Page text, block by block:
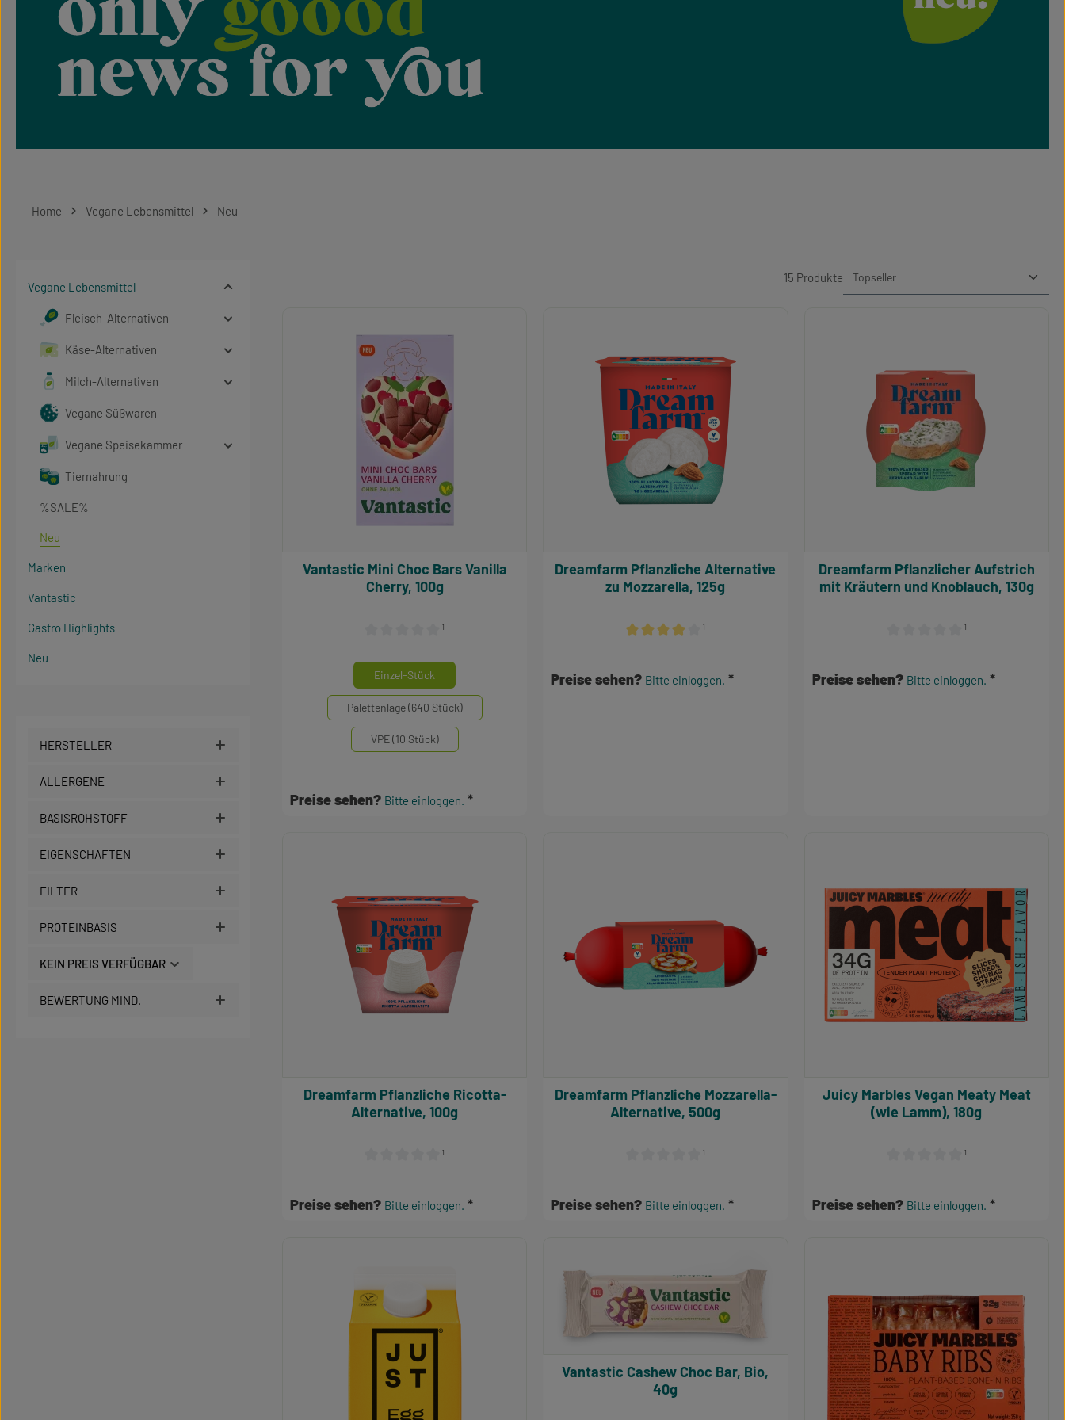
Home Vegane Lebensmittel Neu
Vegane Lebensmittel
Fleisch-Alternativen
Käse-Alternativen
Milch-Alternativen
Vegane Süßwaren
Vegane Speisekammer
Tiernahrung
%SALE%
Neu
Marken
Vantastic
Gastro Highlights
Neu
HERSTELLER
ALLERGENE
BASISROHSTOFF
EIGENSCHAFTEN
FILTER
PROTEINBASIS
KEIN PREIS VERFÜGBAR
BEWERTUNG MIND.
15 Produkte
¹
Vantastic Mini Choc Bars Vanilla
Cherry, 100g
Mengeneinheiten auswählen
Einzel-Stück
Palettenlage (640 Stück)
VPE (10 Stück)
Preise sehen? Bitte einloggen.
¹
Dreamfarm Pflanzliche Alternative
zu Mozzarella, 125g
Preise sehen? Bitte einloggen.
¹
Dreamfarm Pflanzlicher Aufstrich
mit Kräutern und Knoblauch, 130g
Preise sehen? Bitte einloggen.
¹
Dreamfarm Pflanzliche Ricotta-
Alternative, 100g
Preise sehen? Bitte einloggen.
¹
Dreamfarm Pflanzliche Mozzarella-
Alternative, 500g
Preise sehen? Bitte einloggen.
¹
Juicy Marbles Vegan Meaty Meat
(wie Lamm), 180g
Preise sehen? Bitte einloggen.
Vantastic Cashew Choc Bar, Bio,
40g